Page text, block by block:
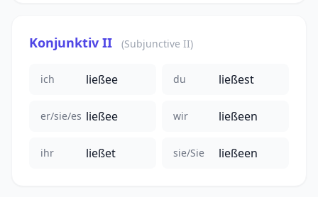
Konjunktiv II (Subjunctive II)
ich ließee du ließest
er/sie/es ließee wir ließeen
ihr ließet sie/Sie ließeen